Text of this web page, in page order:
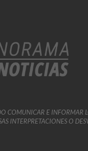
COMUNICAR E INFORMAR
INTERPRETACIONES O